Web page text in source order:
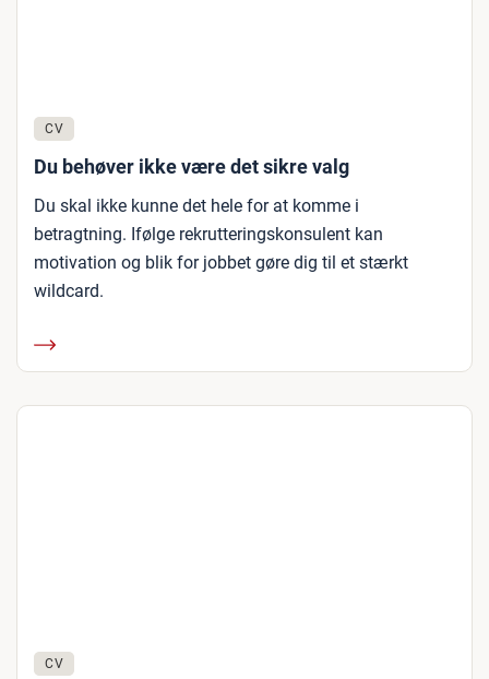
CV
Du behøver ikke være det sikre valg
Du skal ikke kunne det hele for at komme i
betragtning. Ifølge rekrutteringskonsulent kan
motivation og blik for jobbet gøre dig til et stærkt
wildcard.
CV